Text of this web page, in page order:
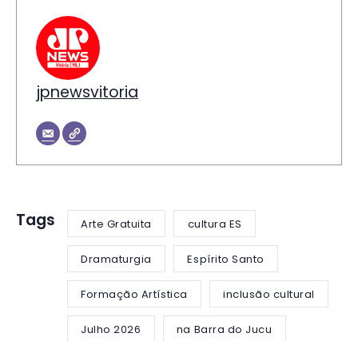
jpnewsvitoria
Tags Arte Gratuita cultura ES
Dramaturgia Espírito Santo
Formação Artística inclusão cultural
Julho 2026 na Barra do Jucu